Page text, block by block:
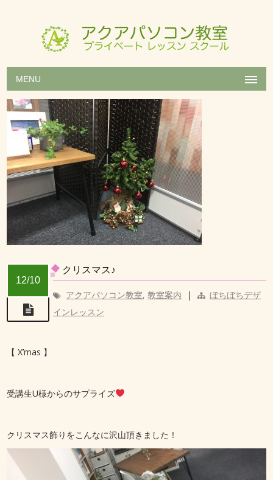
MENU
12/10
クリスマス♪
アクアパソコン教室,教室案内 |
ぼちぼちデザ
インレッスン
【 X’mas 】
受講生U様からのサプライズ
クリスマス飾りをこんなに沢山頂きました！